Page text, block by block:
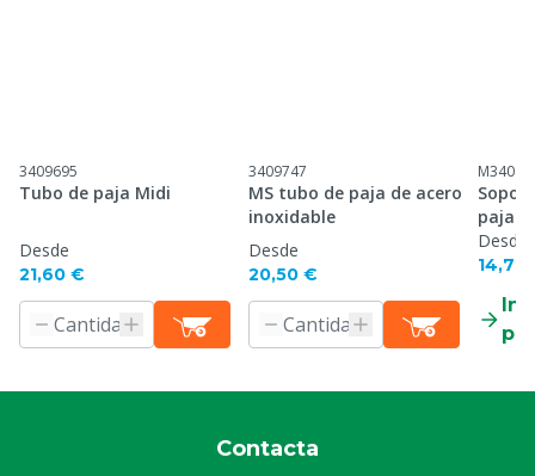
3409695
Tubo de paja Midi
Desde
21,60 €
3409747
MS tubo de paja de acero
inoxidable
Desde
20,50 €
paja
Desde
14,70
Contacta